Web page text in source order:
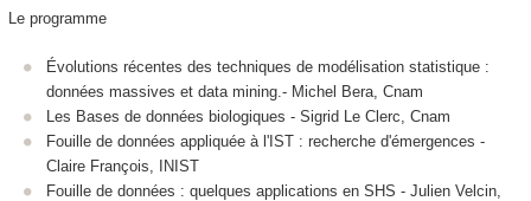
Le programme
Évolutions récentes des techniques de modélisation statistique :
données massives et data mining.- Michel Bera, Cnam
Les Bases de données biologiques - Sigrid Le Clerc, Cnam
Fouille de données appliquée à l'IST : recherche d'émergences -
Claire François, INIST
Fouille de données : quelques applications en SHS - Julien Velcin,